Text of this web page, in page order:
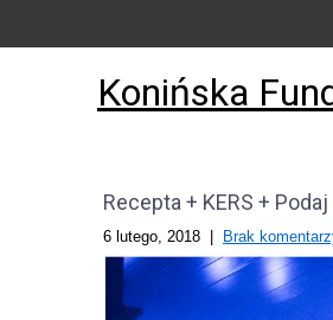
Konińska
Recepta + KERS + Podaj
6 lutego, 2018 Brak